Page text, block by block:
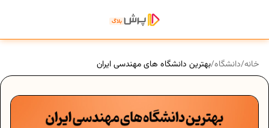
خانه/دانشگاه/بهترین دانشگاه های مهندسی ایران